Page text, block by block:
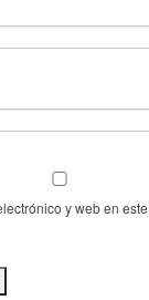
y web en